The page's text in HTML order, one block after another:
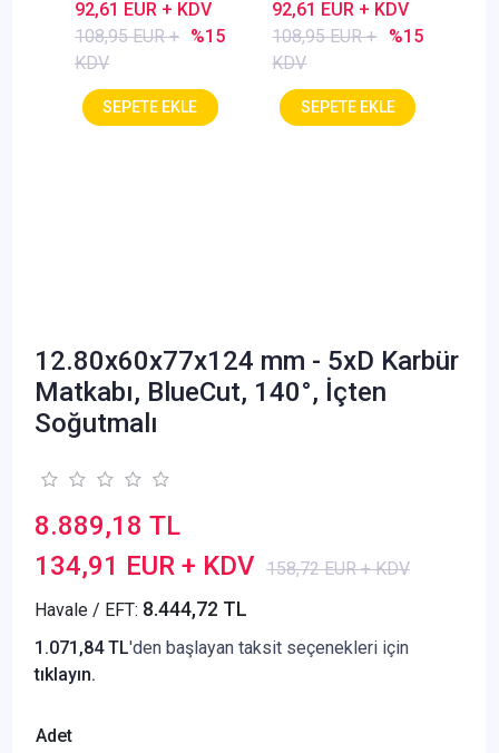
Soğutmalı
108,95 EUR +
KDV
%15
92,61 EUR + KDV
Soğutmalı
108,95 EUR +
KDV
%15
92,61 EUR + KDV
12.80x60x77x124 mm - 5xD Karbür
Matkabı, BlueCut, 140°, İçten
Soğutmalı
8.889,18 TL
134,91 EUR + KDV 158,72 EUR + KDV
Havale / EFT: 8.444,72 TL
1.071,84 TL'den başlayan taksit seçenekleri için
tıklayın.
Adet